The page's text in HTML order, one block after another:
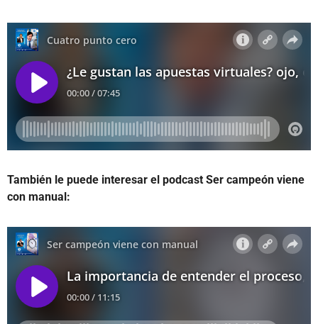
También le puede interesar el podcast Ser campeón viene
con manual: